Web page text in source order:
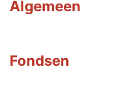
Algemeen
Fondsen